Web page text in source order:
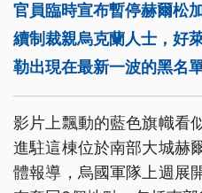
官員臨時宣布暫停赫爾松
續制裁親烏克蘭人士，好
勒出現在最新一波的黑名單
影片上飄動的藍色旗幟看
進駐這棟位於南部大城赫
體報導，烏國軍隊上週展